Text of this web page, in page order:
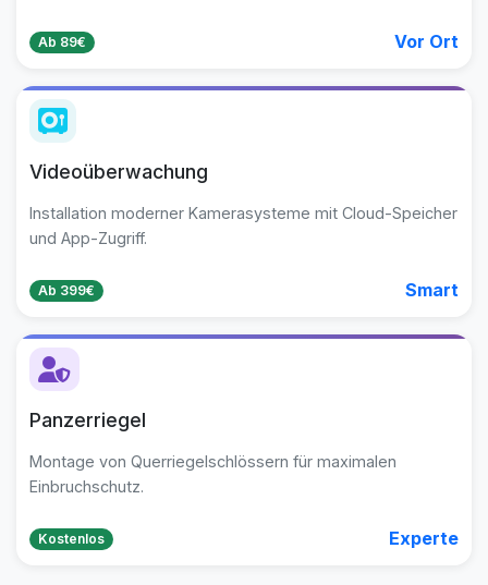
Ab 89€ Vor Ort
Videoüberwachung
Installation moderner Kamerasysteme mit Cloud-Speicher
und App-Zugriff.
Ab 399€ Smart
Panzerriegel
Montage von Querriegelschlössern für maximalen
Einbruchschutz.
Kostenlos Experte